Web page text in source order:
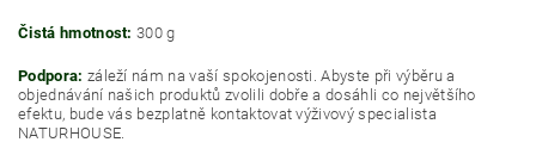
Čistá hmotnost: 300 g
Podpora: záleží nám na vaší spokojenosti. Abyste při výběru a
objednávání našich produktů zvolili dobře a dosáhli co největšího
efektu, bude vás bezplatně kontaktovat výživový specialista
NATURHOUSE.